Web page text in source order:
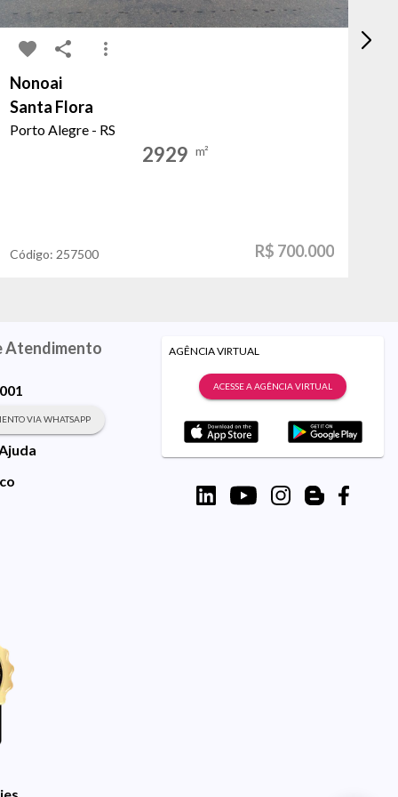
Nonoai
Santa Flora
Porto Alegre - RS
2929 m²
Código: 257500 R$ 700.000
Atendimento
VIA WHATSAPP
AGÊNCIA VIRTUAL
ACESSE A AGÊNCIA VIRTUAL